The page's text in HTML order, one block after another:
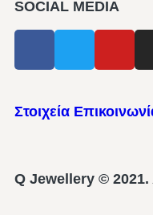
SOCIAL MEDIA
Στοιχεία
Q Jewellery ©